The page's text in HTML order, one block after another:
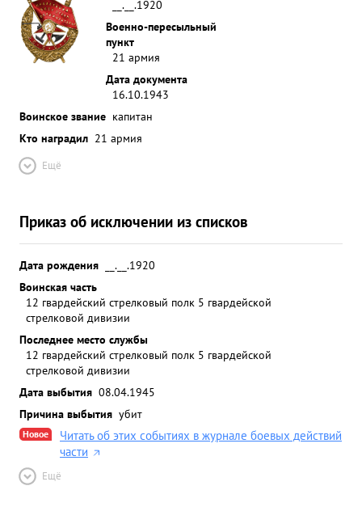
__.__.1920
Военно-пересыльный
пункт
21 армия
Дата документа
16.10.1943
Воинское звание капитан
Кто наградил 21 армия
Ещё
Приказ об исключении из списков
Дата рождения
__.__.1920
Воинская часть
12 гвардейский стрелковый полк 5 гвардейской
стрелковой дивизии
Последнее место службы
12 гвардейский стрелковый полк 5 гвардейской
стрелковой дивизии
Дата выбытия 08.04.1945
Причина выбытия убит
Новое
Читать об этих событиях в журнале боевых действий
части
Ещё